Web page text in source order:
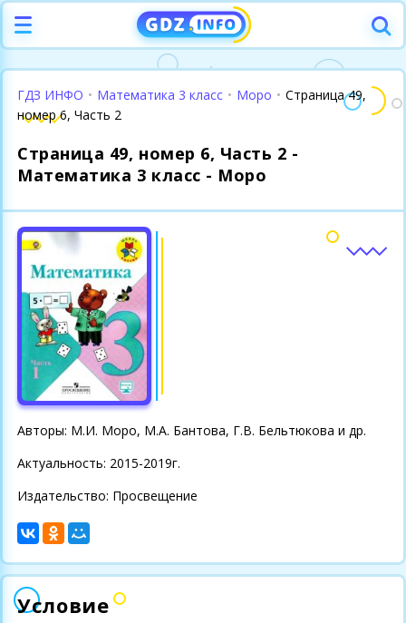
ГДЗ ИНФО • Математика 3 класс • Моро • Страница 49,
номер 6, Часть 2
Страница 49, номер 6, Часть 2 -
Математика 3 класс - Моро
Авторы: М.И. Моро, М.А. Бантова, Г.В. Бельтюкова и др.
Актуальность: 2015-2019г.
Издательство: Просвещение
Условие